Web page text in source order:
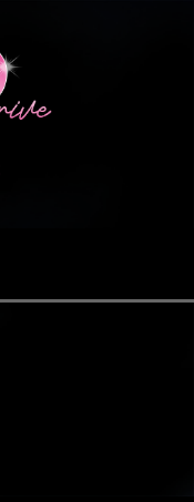
Prive -
Nieuwegein